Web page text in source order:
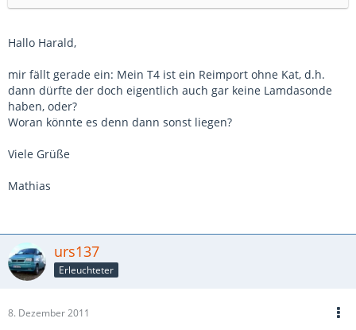
Hallo Harald,
mir fällt gerade ein: Mein T4 ist ein Reimport ohne Kat, d.h.
dann dürfte der doch eigentlich auch gar keine Lamdasonde
haben, oder?
Woran könnte es denn dann sonst liegen?
Viele Grüße
Mathias
urs137
Erleuchteter
8. Dezember 2011